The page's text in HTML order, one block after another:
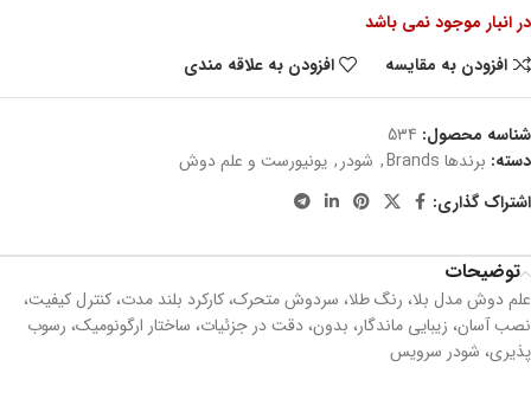
در انبار موجود نمی باشد
افزودن به مقایسه
افزودن به علاقه مندی
شناسه محصول: 534
دسته: برندها Brands , شودر, یونیورست و علم دوش
اشتراک گذاری:
توضیحات
علم دوش مدل بلا، رنگ طلا، سردوش متحرک، کارکرد بلند مدت، كنترل كيفيت،
نصب آسان، زیبایی ماندگار، بدون، دقت در جزئیات، ساختار ارگونومیک، رسوب
پذیری، شودر سرویس